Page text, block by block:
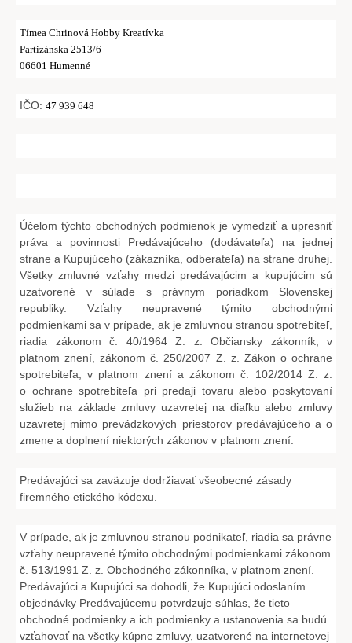
Tímea Chrinová Hobby Kreatívka
Partizánska 2513/6
06601 Humenné
IČO: 47 939 648
Účelom týchto obchodných podmienok je vymedziť a upresniť
práva a povinnosti Predávajúceho (dodávateľa) na jednej
strane a Kupujúceho (zákazníka, odberateľa) na strane druhej.
Všetky zmluvné vzťahy medzi predávajúcim a kupujúcim sú
uzatvorené v súlade s právnym poriadkom Slovenskej
republiky. Vzťahy neupravené týmito obchodnými
podmienkami sa v prípade, ak je zmluvnou stranou spotrebiteľ,
riadia zákonom č. 40/1964 Z. z. Občiansky zákonník, v
platnom znení, zákonom č. 250/2007 Z. z. Zákon o ochrane
spotrebiteľa, v platnom znení a zákonom č. 102/2014 Z. z.
o ochrane spotrebiteľa pri predaji tovaru alebo poskytovaní
služieb na základe zmluvy uzavretej na diaľku alebo zmluvy
uzavretej mimo prevádzkových priestorov predávajúceho a o
zmene a doplnení niektorých zákonov v platnom znení.
Predávajúci sa zaväzuje dodržiavať všeobecné zásady
firemného etického kódexu.
V prípade, ak je zmluvnou stranou podnikateľ, riadia sa právne
vzťahy neupravené týmito obchodnými podmienkami zákonom
č. 513/1991 Z. z. Obchodného zákonníka, v platnom znení.
Predávajúci a Kupujúci sa dohodli, že Kupujúci odoslaním
objednávky Predávajúcemu potvrdzuje súhlas, že tieto
obchodné podmienky a ich podmienky a ustanovenia sa budú
vzťahovať na všetky kúpne zmluvy, uzatvorené na internetovej